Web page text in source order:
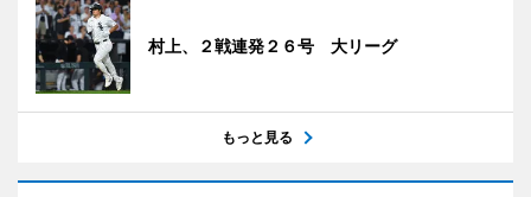
村上、２戦連発２６号 大リーグ
もっと見る